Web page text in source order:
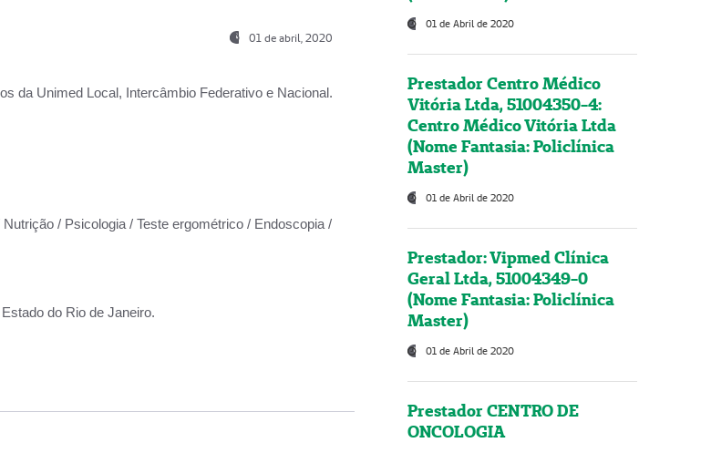
01 de abril, 2020
da Unimed Local, Intercâmbio Federativo e Nacional.
/ Psicologia / Teste ergométrico / Endoscopia /
do Rio de Janeiro.
01 de Abril de 2020
Prestador Centro Médico
Vitória Ltda, 51004350-4:
Centro Médico Vitória Ltda
(Nome Fantasia: Policlínica
Master)
01 de Abril de 2020
Prestador: Vipmed Clínica
Geral Ltda, 51004349-0
(Nome Fantasia: Policlínica
Master)
01 de Abril de 2020
Prestador CENTRO DE
ONCOLOGIA